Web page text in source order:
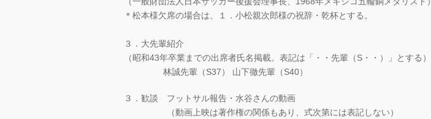
＊松本様欠席の場合は、１．小松親次郎様の祝辞・乾杯とする。
３．大先輩紹介
（昭和43年卒業までの出席者氏名掲載。表記は「・・先輩（S・・）」とする）
林誠先輩（S37） 山下徹先輩（S40）
３．歓談 フットサル報告・水谷さんの動画
（動画上映は著作権の関係もあり、式次第には表記しない）